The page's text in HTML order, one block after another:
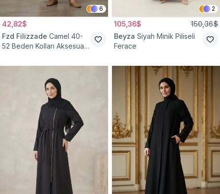
6
42,82$
Fzd Filizzade Camel 40-
52 Beden Kolları Aksesuar
2
105,36$ 150,36$
Beyza Siyah Minik Piliseli
Ferace